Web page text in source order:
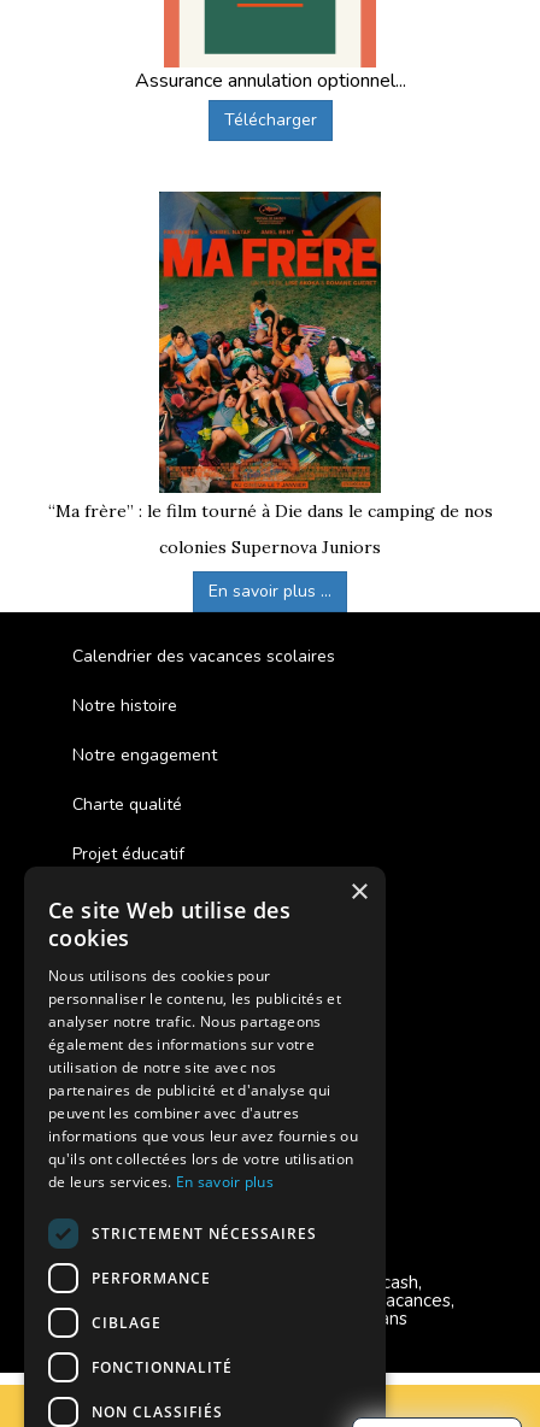
Assurance annulation optionnel...
Télécharger
“Ma frère” : le film tourné à Die dans le camping de nos
colonies Supernova Juniors
En savoir plus ...
Calendrier des vacances scolaires
Notre histoire
Notre engagement
Charte qualité
Projet éducatif
Des colonies de vacances inclusives
Assurances annulations
Aides financières pour partir en colonie
Charte de confidentialité
Vacances Adaptées Adulte Supernova
Modes de règlement acceptés
Chèque, Virement, Espèces, Mandats cash,
Bons CAF, Conseil général, Chèques vacances,
Carte bancaire, Prise en charge reçu sans
règlement, Prélèvement, Pass Colo
×
Ce site Web utilise des
cookies
Nous utilisons des cookies pour
personnaliser le contenu, les publicités et
analyser notre trafic. Nous partageons
également des informations sur votre
utilisation de notre site avec nos
partenaires de publicité et d'analyse qui
peuvent les combiner avec d'autres
informations que vous leur avez fournies ou
qu'ils ont collectées lors de votre utilisation
de leurs services. En savoir plus
STRICTEMENT NÉCESSAIRES
PERFORMANCE
CIBLAGE
FONCTIONNALITÉ
NON CLASSIFIÉS